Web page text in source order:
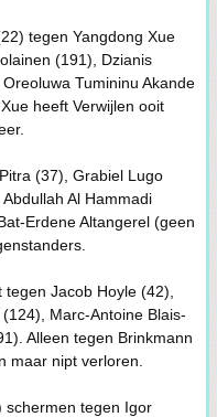
tegen Yangdong Xue
(191), Dzianis
Tumininu Akande
heeft Verwijlen ooit
(37), Grabiel Lugo
Al Hammadi
Erdene Altangerel (geen
Jacob Hoyle (42),
Marc-Antoine Blais-
Alleen tegen Brinkmann
maar nipt verloren.
schermen tegen Igor